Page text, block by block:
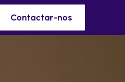
Contactar-nos